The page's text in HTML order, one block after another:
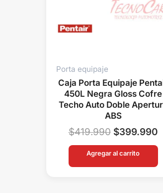
Porta equipaje
Caja Porta Equipaje
450L Negra Gloss Cofre
Techo Auto Doble
ABS
$419.990 $399.990
Agregar al carrito